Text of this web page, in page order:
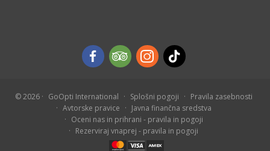
© 2026 GoOpti International Splošni pogoji
Pravila zasebnosti
Avtorske pravice
Javna finančna sredstva
Oceni nas in prihrani - pravila in pogoji
Rezerviraj vnaprej - pravila in pogoji